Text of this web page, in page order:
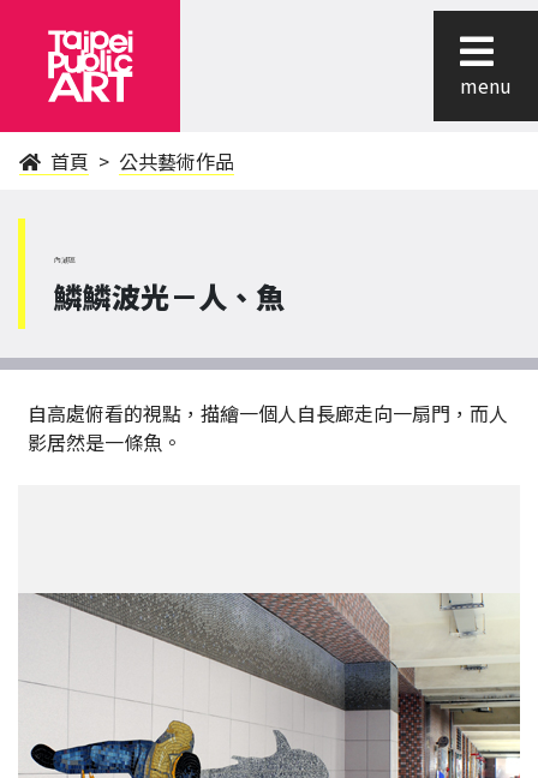
menu
首頁 公共藝術作品
內湖區
鱗鱗波光－人、魚
自高處俯看的視點，描繪一個人自長廊走向一扇門，而人
影居然是一條魚。